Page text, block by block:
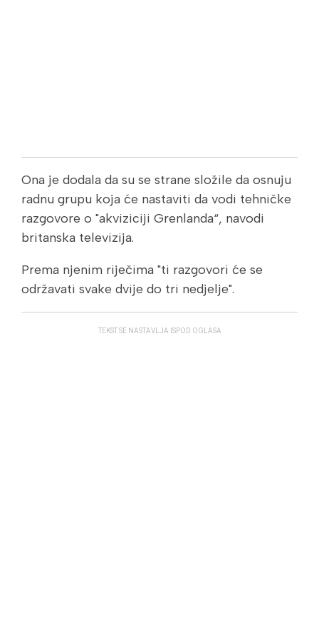
Ona je dodala da su se strane složile da osnuju
radnu grupu koja će nastaviti da vodi tehničke
razgovore o "akviziciji Grenlanda“, navodi
britanska televizija.
Prema njenim riječima "ti razgovori će se
održavati svake dvije do tri nedjelje".
TEKST SE NASTAVLJA ISPOD OGLASA